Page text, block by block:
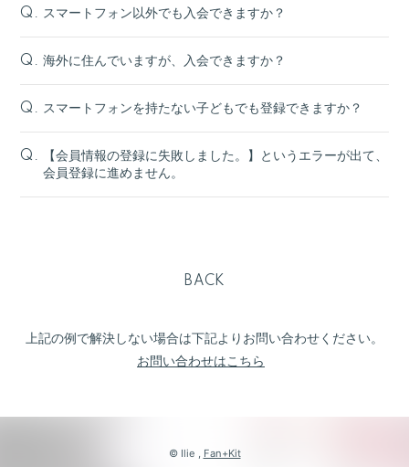
Q. スマートフォン以外でも入会できますか？
Q. 海外に住んでいますが、入会できますか？
Q. スマートフォンを持たない子どもでも登録できますか？
Q.
【会員情報の登録に失敗しました。】というエラーが出て、
会員登録に進めません。
BACK
上記の例で解決しない場合は下記よりお問い合わせください。
お問い合わせはこちら
© Ilie , Fan+Kit